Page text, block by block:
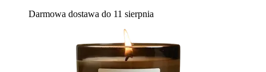
Darmowa dostawa do 11 sierpnia